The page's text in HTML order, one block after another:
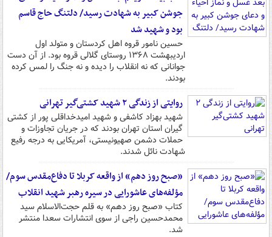
جوشن کبیر به شهادت رسید/ دلتنگ حاج قاسم
بود و شهید شد
حسین نامور قروه اهل کردستان و متولد اول
اردیبهشت ۱۳۶۸ روستای گلالی قروه بود. از آن دست
جوانانی که نه انقلاب را دیده و نه جنگ را لمس کرده
بودند.
روایتی از زندگی ۲ شهید کشتی‌گیر تهرانی
شهید بهزاد کاشفی و شهید امیدخداقلی پور از کشتی
گیران استان تهران بودند که در جریان تجاوزات و
حملات دشمن صهیونیستی، آمریکایی به درجه رفیع
شهادت نائل شدند.
«صبح روز دهم» از واقعه کربلا تا دفاع‌مقدس سوم/
مؤلفه‌های عاشورایی در سیره رهبر شهید انقلاب
کتاب «صبح روز دهم» به قلم حجت‌الاسلام سید
محمدحسین راجی از سوی انتشارات سعدا منتشر
شد.